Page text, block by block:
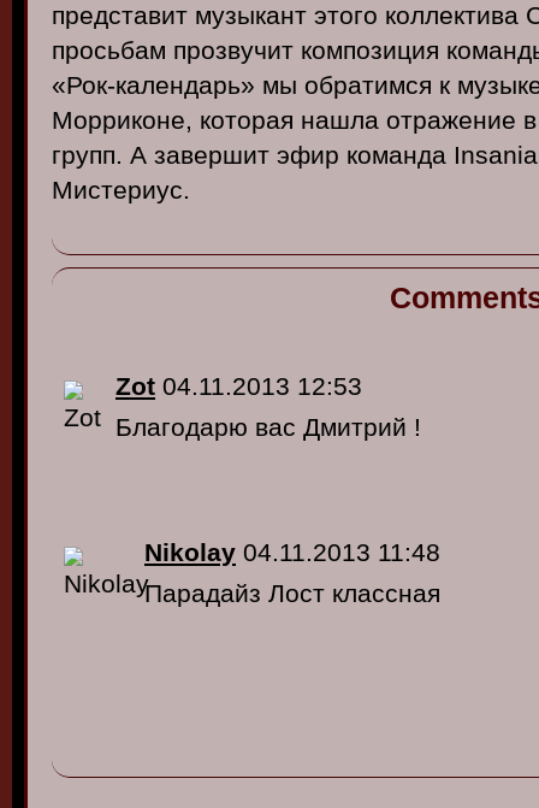
представит музыкант этого
просьбам прозвучит композиция
«Рок-календарь» мы обратимся к
Морриконе, которая нашла отражение
групп. А завершит эфир команда
Мистериус.
Zot 04.11.2013 12:53
Благодарю вас Дмитрий !
Nikolay 04.11.2013 11:48
Парадайз Лост классная